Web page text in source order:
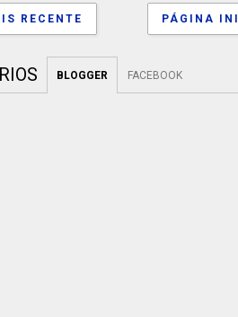
RECENTE PÁGINA
BLOGGER FACEBOOK